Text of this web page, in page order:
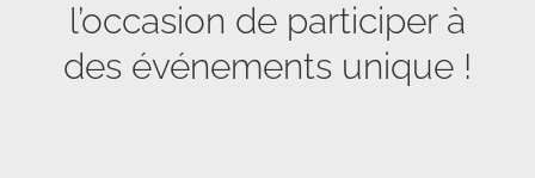
l’occasion de participer à
des événements unique !